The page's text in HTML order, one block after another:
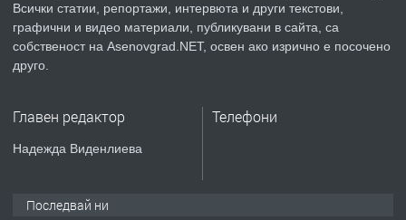
преди 2 години
ПРЕДЛАГА
Давам индивидуалани уроци по
ремонт на покриви
Всички статии, репортажи, интервюта и други текстови,
графични и видео материали, публикувани в сайта, са
собственост на Asenovgrad.NET, освен ако изрично е посочено
друго.
Главен редактор
Надежда Виденлиева
Телефони
Последвай ни